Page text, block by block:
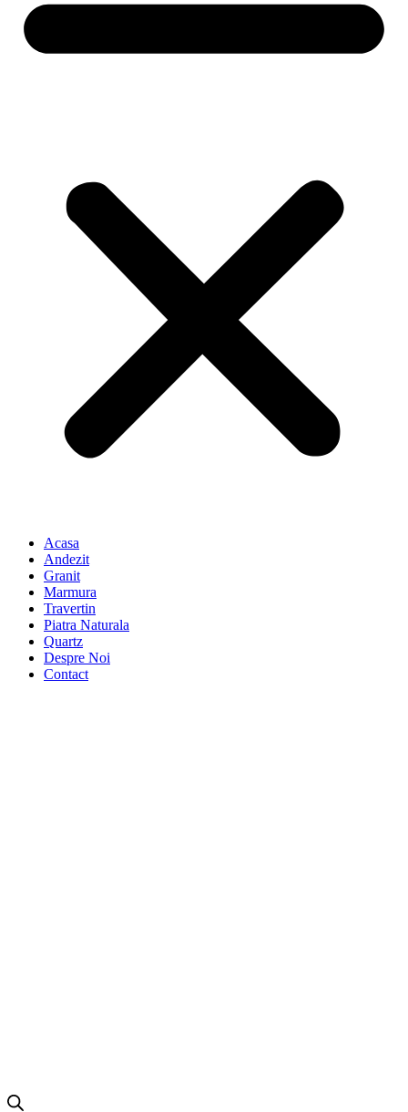
Acasa
Andezit
Granit
Marmura
Travertin
Piatra Naturala
Quartz
Despre Noi
Contact